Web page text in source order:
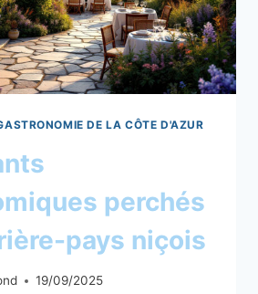
DE LA CÔTE D'AZUR
perchés
pays niçois
19/09/2025